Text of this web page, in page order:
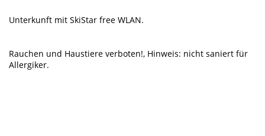
Unterkunft mit SkiStar free WLAN.
Rauchen und Haustiere verboten!, Hinweis: nicht saniert für
Allergiker.